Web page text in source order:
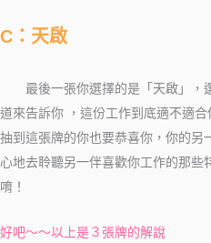
C：天啟
最後一張你選擇的是「天啟」，
道來告訴你 ，這份工作到底適不適
抽到這張牌的你也要恭喜你，你的另
心地去聆聽另一伴喜歡你工作的那些
唷！
好吧～～以上是３張牌的解說